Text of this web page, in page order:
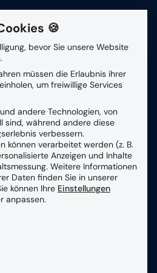
Suchen01/2023
Ausgabe des RZV Journals!
und verständlich alles
und
Produkte und
aktuelle
Rückblicke und
🍪
bevor Sie unsere Website
müssen die Erlaubnis ihrer
um freiwillige Services
andere Technologien, von
sind, während andere diese
verbessern.
können verarbeitet werden (z. B.
Anzeigen und Inhalte
Weitere Informationen
Daten finden Sie in unserer
können Ihre Einstellungen
anpassen.
Service-Gruppen, für die